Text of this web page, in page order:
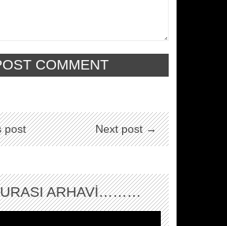
post Next post →
ARHAVİ………